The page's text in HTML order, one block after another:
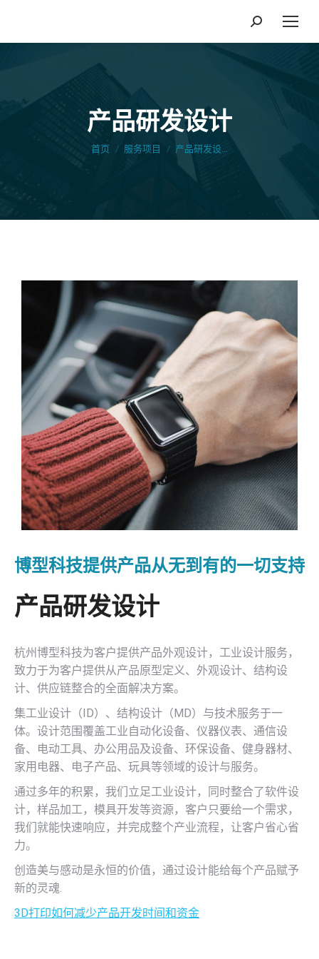
搜
索：
产品研发设计
您在这里：
首页 服务项目 产品研发设…
博型科技提供产品从无到有的一切支持
产品研发设计
杭州博型科技为客户提供产品外观设计，工业设计服务，
致力于为客户提供从产品原型定义、外观设计、结构设
计、供应链整合的全面解决方案。
集工业设计（ID）、结构设计（MD）与技术服务于一
体。设计范围覆盖工业自动化设备、仪器仪表、通信设
备、电动工具、办公用品及设备、环保设备、健身器材、
家用电器、电子产品、玩具等领域的设计与服务。
通过多年的积累，我们立足工业设计，同时整合了软件设
计，样品加工，模具开发等资源，客户只要给一个需求，
我们就能快速响应，并完成整个产业流程，让客户省心省
力。
创造美与感动是永恒的价值，通过设计能给每个产品赋予
新的灵魂.
3D打印如何减少产品开发时间和资金